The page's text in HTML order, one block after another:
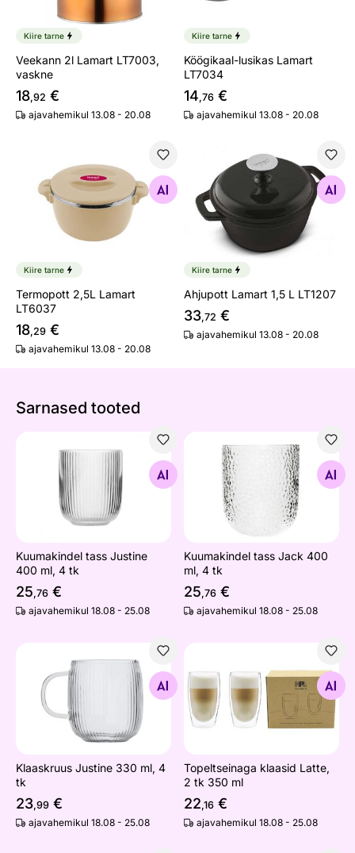
Kiire tarne
Veekann 2l Lamart LT7003,
vaskne
18,92 €
ajavahemikul 13.08 - 20.08
Kiire tarne
Köögikaal-lusikas Lamart
LT7034
14,76 €
ajavahemikul 13.08 - 20.08
Termopott 2,5L Lamart LT6037
Otsi sarnaseid
Kiire tarne
Termopott 2,5L Lamart
LT6037
18,29 €
ajavahemikul 13.08 - 20.08
Ahjupott Lamart 1,5 L
Otsi sarnaseid
Kiire tarne
Ahjupott Lamart 1,5 L LT1207
33,72 €
ajavahemikul 13.08 - 20.08
Sarnased tooted
Kuumakindel tass Justine 400 ml, 4 tk
Otsi sarnaseid
Kuumakindel tass Justine
400 ml, 4 tk
25,76 €
ajavahemikul 18.08 - 25.08
Kuumakindel tass Jack 400
Otsi sarnaseid
Kuumakindel tass Jack 400
ml, 4 tk
25,76 €
ajavahemikul 18.08 - 25.08
Klaaskruus Justine 330 ml, 4 tk
Otsi sarnaseid
Klaaskruus Justine 330 ml, 4
tk
23,99 €
ajavahemikul 18.08 - 25.08
Topeltseinaga klaasid
Otsi sarnaseid
Topeltseinaga klaasid Latte,
2 tk 350 ml
22,16 €
ajavahemikul 18.08 - 25.08